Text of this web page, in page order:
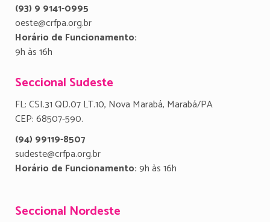
(93) 9 9141-0995
oeste@crfpa.org.br
Horário de Funcionamento:
9h às 16h
Seccional Sudeste
FL: CSI.31 QD.07 LT.10, Nova Marabá, Marabá/PA
CEP: 68507-590.
(94) 99119-8507
sudeste@crfpa.org.br
Horário de Funcionamento:9h às 16h
Seccional Nordeste